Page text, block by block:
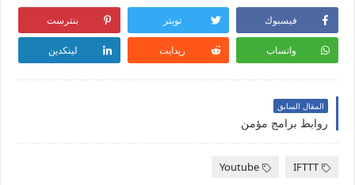
فيسبوك تويتر بنترست
واتساب ريدايت لينكدين
المقال السابق
روابط برامج مؤمن
IFTTT
Youtube